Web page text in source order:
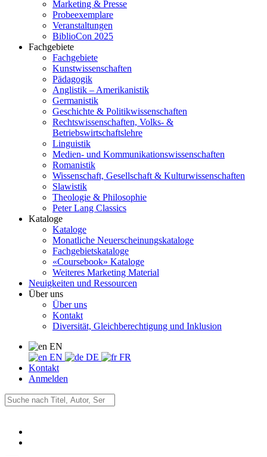
Marketing & Presse
Probeexemplare
Veranstaltungen
BiblioCon 2025
Fachgebiete
Fachgebiete
Kunstwissenschaften
Pädagogik
Anglistik – Amerikanistik
Germanistik
Geschichte & Politikwissenschaften
Rechtswissenschaften, Volks- &
Betriebswirtschaftslehre
Linguistik
Medien- und Kommunikationswissenschaften
Romanistik
Wissenschaft, Gesellschaft & Kulturwissenschaften
Slawistik
Theologie & Philosophie
Peter Lang Classics
Kataloge
Kataloge
Monatliche Neuerscheinungskataloge
Fachgebietskataloge
«Coursebook» Kataloge
Weiteres Marketing Material
Neuigkeiten und Ressourcen
Über uns
Über uns
Kontakt
Diversität, Gleichberechtigung und Inklusion
EN
EN
DE
FR
Kontakt
Anmelden